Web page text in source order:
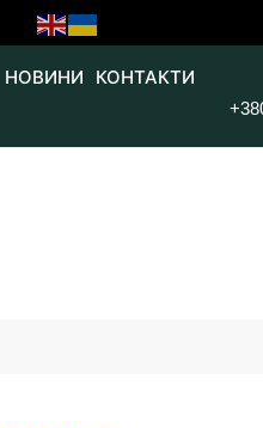
НОВИНИ КОНТАКТИ